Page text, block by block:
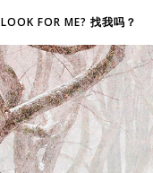
LOOK FOR ME? 找我吗？